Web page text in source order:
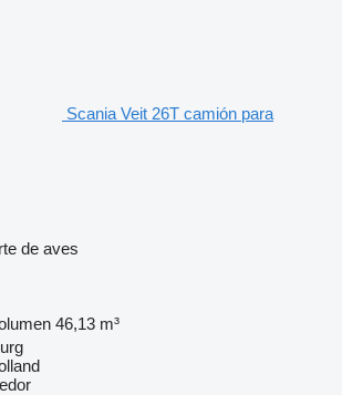
Scania Veit 26T camión para
de aves
46,13 m³